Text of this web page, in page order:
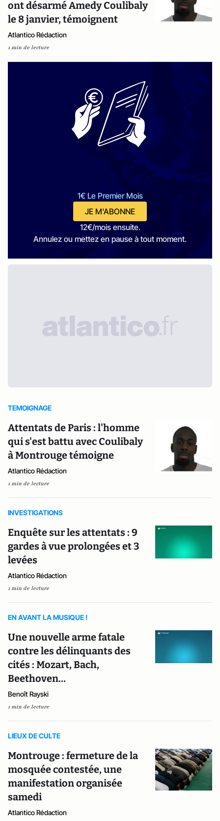
ont désarmé Amedy Coulibaly
le 8 janvier, témoignent
Atlantico Rédaction
1 min de lecture
1€ Le Premier Mois
JE M'ABONNE
12€/mois ensuite.
Annulez ou mettez en pause à tout moment.
TEMOIGNAGE
Attentats de Paris : l'homme
qui s'est battu avec Coulibaly
à Montrouge témoigne
Atlantico Rédaction
1 min de lecture
INVESTIGATIONS
Enquête sur les attentats : 9
gardes à vue prolongées et 3
levées
Atlantico Rédaction
1 min de lecture
EN AVANT LA MUSIQUE !
Une nouvelle arme fatale
contre les délinquants des
cités : Mozart, Bach,
Beethoven…
Benoît Rayski
1 min de lecture
LIEUX DE CULTE
Montrouge : fermeture de la
mosquée contestée, une
manifestation organisée
samedi
Atlantico Rédaction